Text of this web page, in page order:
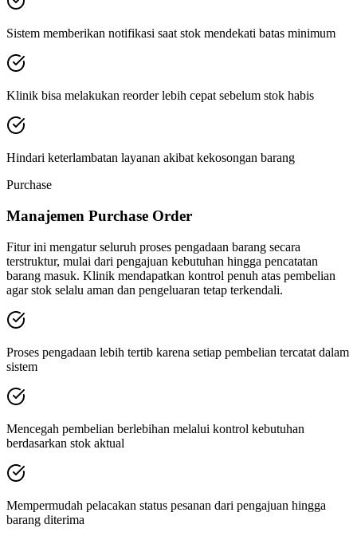
Sistem memberikan notifikasi saat stok mendekati batas minimum
Klinik bisa melakukan reorder lebih cepat sebelum stok habis
Hindari keterlambatan layanan akibat kekosongan barang
Purchase
Manajemen Purchase Order
Fitur ini mengatur seluruh proses pengadaan barang secara
terstruktur, mulai dari pengajuan kebutuhan hingga pencatatan
barang masuk. Klinik mendapatkan kontrol penuh atas pembelian
agar stok selalu aman dan pengeluaran tetap terkendali.
Proses pengadaan lebih tertib karena setiap pembelian tercatat dalam
sistem
Mencegah pembelian berlebihan melalui kontrol kebutuhan
berdasarkan stok aktual
Mempermudah pelacakan status pesanan dari pengajuan hingga
barang diterima